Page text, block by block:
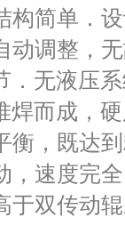
简单．
动调整，
无液压
而成，
衡，既达
，速度完
于双传动